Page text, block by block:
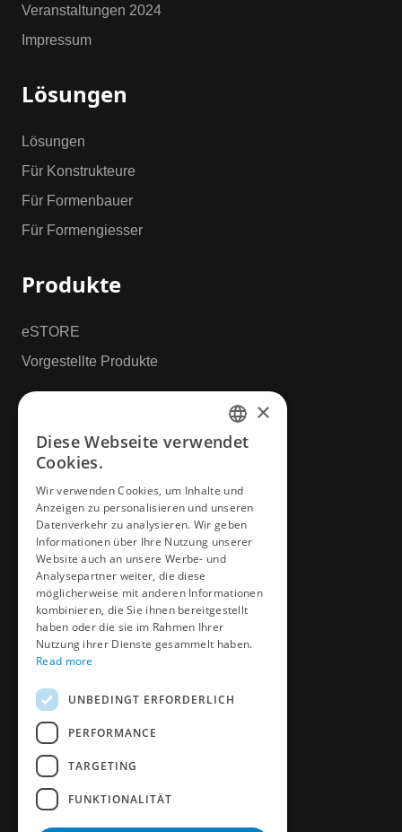
Veranstaltungen 2024
Impressum
Lösungen
Lösungen
Für Konstrukteure
Für Formenbauer
Für Formengiesser
Produkte
eSTORE
Vorgestellte Produkte
Downloads
Video & Media
DME University
CAD & Design
More
News
Buchen Sie einen Termin
ENGLISH
GERMAN
FRENCH
HUNGARIAN
ITALIAN
×
Diese Webseite verwendet
Cookies.
Wir verwenden Cookies, um Inhalte und
Anzeigen zu personalisieren und unseren
Datenverkehr zu analysieren. Wir geben
Informationen über Ihre Nutzung unserer
Website auch an unsere Werbe- und
Analysepartner weiter, die diese
möglicherweise mit anderen Informationen
kombinieren, die Sie ihnen bereitgestellt
haben oder die sie im Rahmen Ihrer
Nutzung ihrer Dienste gesammelt haben.
Read more
UNBEDINGT ERFORDERLICH
PERFORMANCE
TARGETING
FUNKTIONALITÄT